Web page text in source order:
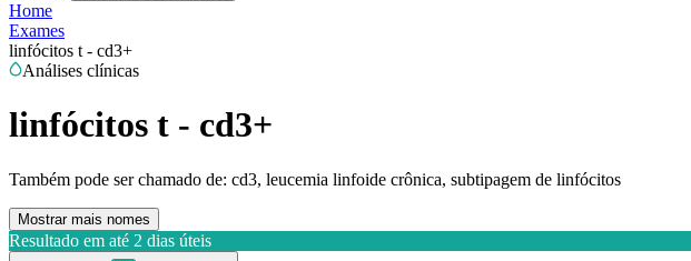
Home
Exames
linfócitos t - cd3+
Análises clínicas
linfócitos t - cd3+
Também pode ser chamado de: cd3, leucemia linfoide crônica, subtipagem de linfócitos
Mostrar mais nomes
Resultado em até 2 dias úteis